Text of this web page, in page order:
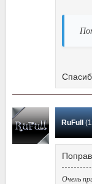
RuFull
Очень